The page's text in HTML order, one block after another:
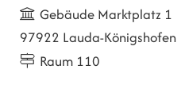
Gebäude Marktplatz 1
97922 Lauda-Königshofen
Raum 110